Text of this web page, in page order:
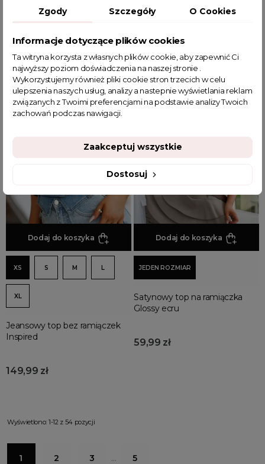
Base beżowy
39,90 zł
Texas
119,99 zł
Dodaj do koszyka
XS S M L
XL
Jeansowy top bez ramiączek
Inspired
149,99 zł
Dodaj do koszyka
JEDEN ROZMIAR
Satynowy top na ramiączka
Glossy ecru
59,99 zł
Wyświetlono: 1-12 z 54 pozycji
1 2 3 … 5
Zgody Szczegóły O Cookies
Informacje dotyczące plików cookies
Ta witryna korzysta z własnych plików cookie, aby zapewnić Ci
najwyższy poziom doświadczenia na naszej stronie .
Wykorzystujemy również pliki cookie stron trzecich w celu
ulepszenia naszych usług, analizy a nastepnie wyświetlania reklam
związanych z Twoimi preferencjami na podstawie analizy Twoich
zachowań podczas nawigacji.
Dostosuj
Zaakceptuj wszystkie